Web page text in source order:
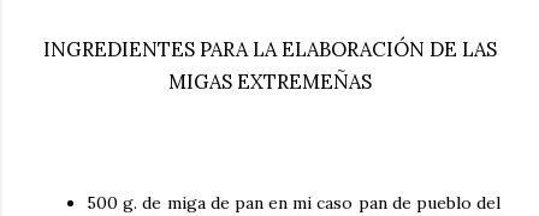
INGREDIENTES PARA LA ELABORACIÓN DE LAS
MIGAS EXTREMEÑAS
500 g. de miga de pan en mi caso pan de pueblo del